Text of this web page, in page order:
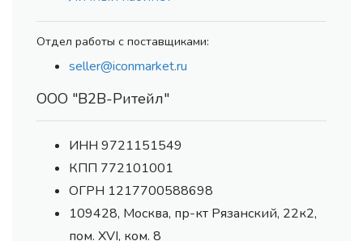
Отдел работы с поставщиками:
seller@iconmarket.ru
ООО "В2В-Ритейл"
ИНН 9721151549
КПП 772101001
ОГРН 1217700588698
109428, Москва, пр-кт Рязанский, 22к2,
пом. XVI, ком. 8